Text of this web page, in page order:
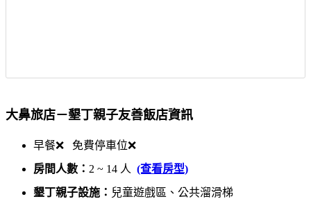
大鼻旅店－墾丁親子友善飯店資訊
早餐❌ 免費停車位❌
房間人數： 2 ~ 14 人 (查看房型)
墾丁親子設施： 兒童遊戲區、公共溜滑梯